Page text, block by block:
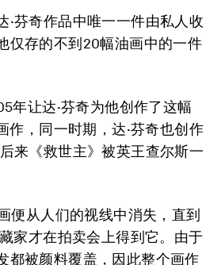
·芬奇作品中唯一一件由私人收
仅存的不到20幅油画中的一件
年让达·芬奇为他创作了这幅
，同一时期，达·芬奇也创作
来《救世主》被英王查尔斯一
便从人们的视线中消失，直到
家才在拍卖会上得到它。由于
都被颜料覆盖，因此整个画作